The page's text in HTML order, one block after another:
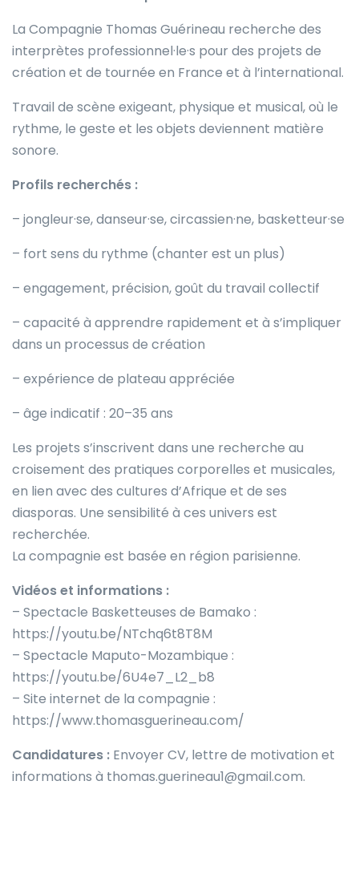
La Compagnie Thomas Guérineau recherche des
interprètes professionnel·le·s pour des projets de
création et de tournée en France et à l’international.
Travail de scène exigeant, physique et musical, où le
rythme, le geste et les objets deviennent matière
sonore.
Profils recherchés :
– jongleur·se, danseur·se, circassien·ne, basketteur·se
– fort sens du rythme (chanter est un plus)
– engagement, précision, goût du travail collectif
– capacité à apprendre rapidement et à s’impliquer
dans un processus de création
– expérience de plateau appréciée
– âge indicatif : 20–35 ans
Les projets s’inscrivent dans une recherche au
croisement des pratiques corporelles et musicales,
en lien avec des cultures d’Afrique et de ses
diasporas. Une sensibilité à ces univers est
recherchée.
La compagnie est basée en région parisienne.
Vidéos et informations :
– Spectacle Basketteuses de Bamako :
https://youtu.be/NTchq6t8T8M
– Spectacle Maputo-Mozambique :
https://youtu.be/6U4e7_L2_b8
– Site internet de la compagnie :
https://www.thomasguerineau.com/
Candidatures : Envoyer CV, lettre de motivation et
informations à thomas.guerineau1@gmail.com.